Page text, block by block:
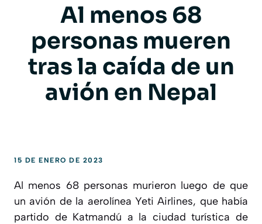
Al menos 68
personas mueren
tras la caída de un
avión en Nepal
15 DE ENERO DE 2023
Al menos 68 personas murieron luego de que
un avión de la aerolínea Yeti Airlines, que había
partido de Katmandú a la ciudad turística de